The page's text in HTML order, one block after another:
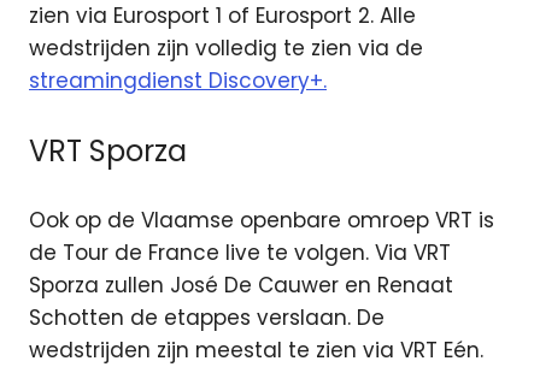
zien via Eurosport 1 of Eurosport 2. Alle
wedstrijden zijn volledig te zien via de
streamingdienst Discovery+.
VRT Sporza
Ook op de Vlaamse openbare omroep VRT is
de Tour de France live te volgen. Via VRT
Sporza zullen José De Cauwer en Renaat
Schotten de etappes verslaan. De
wedstrijden zijn meestal te zien via VRT Eén.